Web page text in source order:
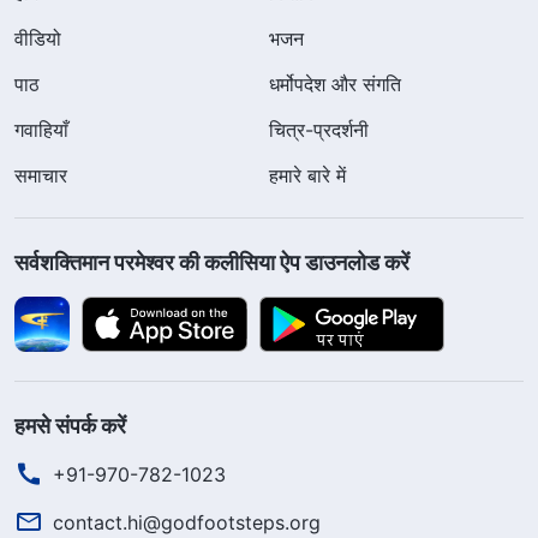
वीडियो
भजन
पाठ
धर्मोपदेश और संगति
गवाहियाँ
चित्र-प्रदर्शनी
समाचार
हमारे बारे में
सर्वशक्तिमान परमेश्वर की कलीसिया ऐप डाउनलोड करें
हमसे संपर्क करें
+91-970-782-1023
contact.hi@godfootsteps.org